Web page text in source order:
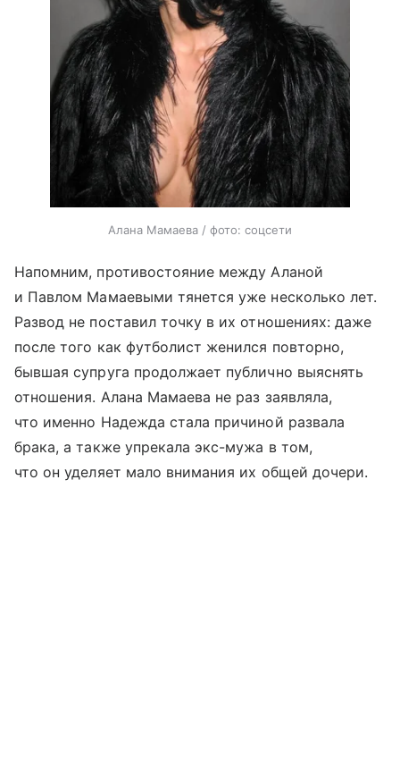
Алана Мамаева / фото: соцсети
Напомним, противостояние между Аланой
и Павлом Мамаевыми тянется уже несколько лет.
Развод не поставил точку в их отношениях: даже
после того как футболист женился повторно,
бывшая супруга продолжает публично выяснять
отношения. Алана Мамаева не раз заявляла,
что именно Надежда стала причиной развала
брака, а также упрекала экс-мужа в том,
что он уделяет мало внимания их общей дочери.